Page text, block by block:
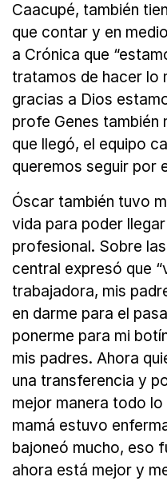
Caacupé, también
que contar y en
a Crónica que
tratamos de hacer lo
gracias a Dios
profe Genes también
que llegó, el equipo
queremos seguir por
Óscar también tuvo
vida para poder
profesional. Sobre
central expresó que
trabajadora, mis
en darme para el
ponerme para mi
mis padres. Ahora
una transferencia y
mejor manera todo lo
mamá estuvo
bajoneó mucho, eso
ahora está mejor y